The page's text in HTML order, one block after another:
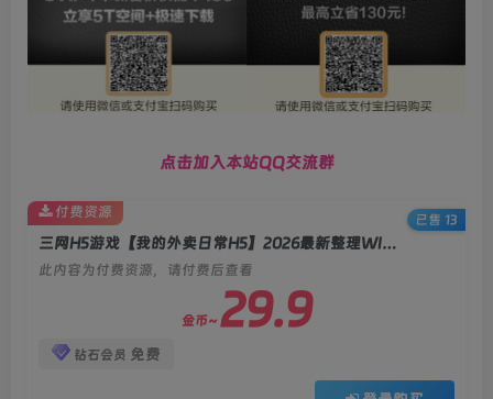
点击加入本站QQ交流群
三网H5游戏【我的外卖日常H5】2026最新整理WIN系服务端+Linux手工服务端+教程
此内容为付费资源，请付费后查看
金币~ 29.9
钻石会员 免费
付费资源
已售 13